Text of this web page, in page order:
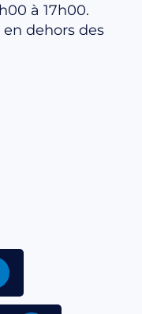
à 17h00.
dehors des